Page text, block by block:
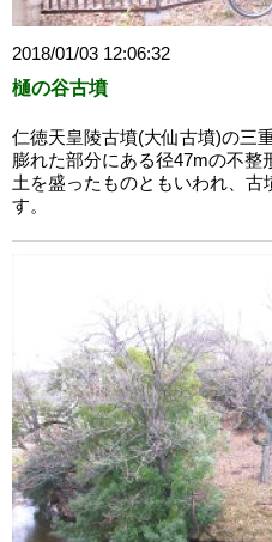
2018/01/03 12:06:32
樋の谷古墳
仁徳天皇陵古墳(大仙古墳)の三
膨れた部分にある径47mの不
土を盛ったものともいわれ、古
す。